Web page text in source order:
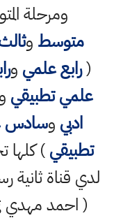
ومرحلة
متوسط و
(رابع علمي و
علمي تطبيقي
ادبي وسادس
تطبيقي) كلها
لدي قناة ثانية